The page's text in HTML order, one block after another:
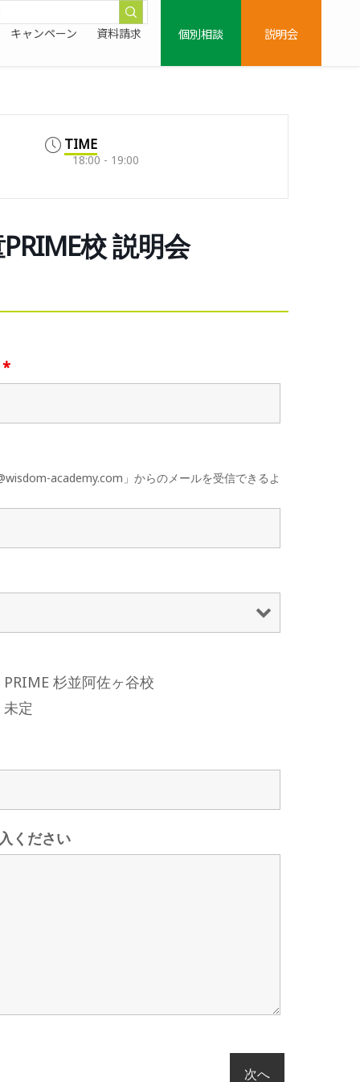
キャンペーン 資料請求
個別相談
説明会
TIME
18:00 - 19:00
校 説明会
*
academy.com」からのメールを受信できるよ
PRIME 杉並阿佐ヶ谷校
未定
ください